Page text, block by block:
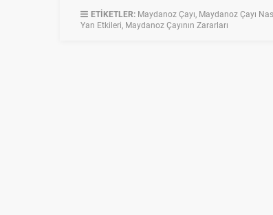
ETİKETLER: Maydanoz Çayı, Maydanoz Çayı
Yan Etkileri, Maydanoz Çayının Zararları